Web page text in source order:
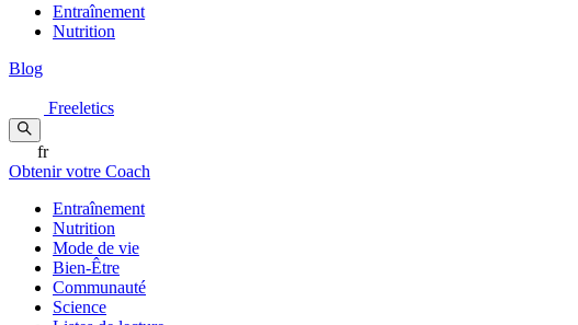
Entraînement
Nutrition
Blog
Freeletics
fr
Obtenir votre Coach
Entraînement
Nutrition
Mode de vie
Bien-Être
Communauté
Science